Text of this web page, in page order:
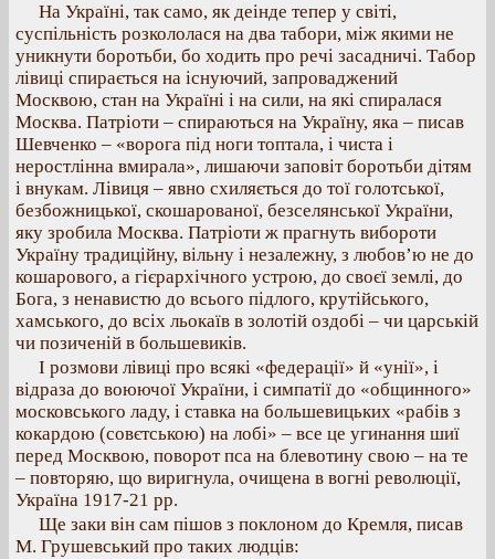
На Україні, так само, як деінде тепер у світі,
суспільність розкололася на два табори, між якими не
уникнути боротьби, бо ходить про речі засадничі. Табор
лівиці спирається на існуючий, запроваджений
Москвою, стан на Україні і на сили, на які спиралася
Москва. Патріоти – спираються на Україну, яка – писав
Шевченко – «ворога під ноги топтала, і чиста і
неростлінна вмирала», лишаючи заповіт боротьби дітям
і внукам. Лівиця – явно схиляється до тої голотської,
безбожницької, скошарованої, безселянської України,
яку зробила Москва. Патріоти ж прагнуть вибороти
Україну традиційну, вільну і незалежну, з любов’ю не до
кошарового, а гієрархічного устрою, до своєї землі, до
Бога, з ненавистю до всього підлого, крутійського,
хамського, до всіх льокаїв в золотій оздобі – чи царській
чи позиченій в большевиків.
І розмови лівиці про всякі «федерації» й «унії», і
відраза до воюючої України, і симпатії до «общинного»
московського ладу, і ставка на большевицьких «рабів з
кокардою (совєтською) на лобі» – все це угинання шиї
перед Москвою, поворот пса на блевотину свою – на те
– повторяю, що виригнула, очищена в вогні революції,
Україна 1917-21 pp.
Ще заки він сам пішов з поклоном до Кремля, писав
М. Грушевський про таких людців: